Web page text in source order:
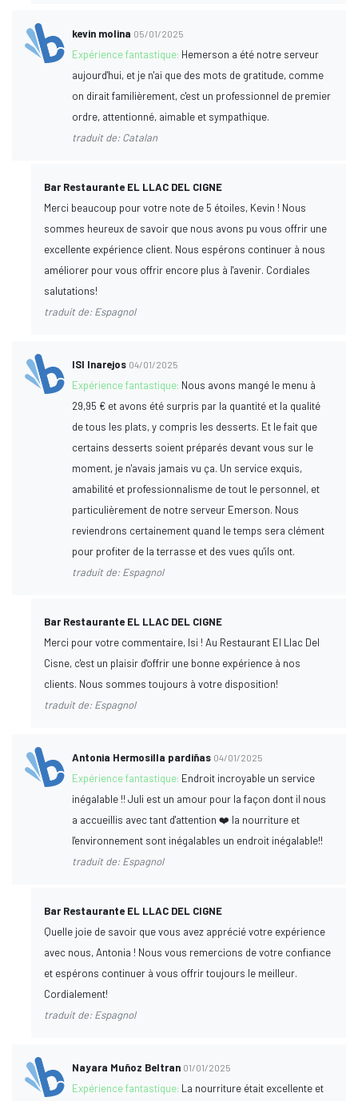
kevin molina 05/01/2025
Expérience fantastique: Hemerson a été notre serveur
aujourd'hui, et je n'ai que des mots de gratitude, comme
on dirait familièrement, c'est un professionnel de premier
ordre, attentionné, aimable et sympathique.
traduit de: Catalan
Bar Restaurante EL LLAC DEL CIGNE
Merci beaucoup pour votre note de 5 étoiles, Kevin ! Nous
sommes heureux de savoir que nous avons pu vous offrir une
excellente expérience client. Nous espérons continuer à nous
améliorer pour vous offrir encore plus à l'avenir. Cordiales
salutations!
traduit de: Espagnol
ISI Inarejos 04/01/2025
Expérience fantastique: Nous avons mangé le menu à
29,95 € et avons été surpris par la quantité et la qualité
de tous les plats, y compris les desserts. Et le fait que
certains desserts soient préparés devant vous sur le
moment, je n'avais jamais vu ça. Un service exquis,
amabilité et professionnalisme de tout le personnel, et
particulièrement de notre serveur Emerson. Nous
reviendrons certainement quand le temps sera clément
pour profiter de la terrasse et des vues qu'ils ont.
traduit de: Espagnol
Bar Restaurante EL LLAC DEL CIGNE
Merci pour votre commentaire, Isi ! Au Restaurant El Llac Del
Cisne, c'est un plaisir d'offrir une bonne expérience à nos
clients. Nous sommes toujours à votre disposition!
traduit de: Espagnol
Antonia Hermosilla pardiñas 04/01/2025
Expérience fantastique: Endroit incroyable un service
inégalable !! Juli est un amour pour la façon dont il nous
a accueillis avec tant d'attention ❤️ la nourriture et
l'environnement sont inégalables un endroit inégalable!!
traduit de: Espagnol
Bar Restaurante EL LLAC DEL CIGNE
Quelle joie de savoir que vous avez apprécié votre expérience
avec nous, Antonia ! Nous vous remercions de votre confiance
et espérons continuer à vous offrir toujours le meilleur.
Cordialement!
traduit de: Espagnol
Nayara Muñoz Beltran 01/01/2025
Expérience fantastique: La nourriture était excellente et